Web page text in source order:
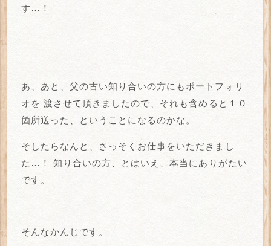
す…！
あ、あと、父の古い知り合いの方にもポートフォリ
オを 渡させて頂きましたので、それも含めると１０
箇所送った、ということになるのかな。
そしたらなんと、さっそくお仕事をいただきまし
た…！
知り合いの方、とはいえ、本当にありがたい
です。
そんなかんじです。